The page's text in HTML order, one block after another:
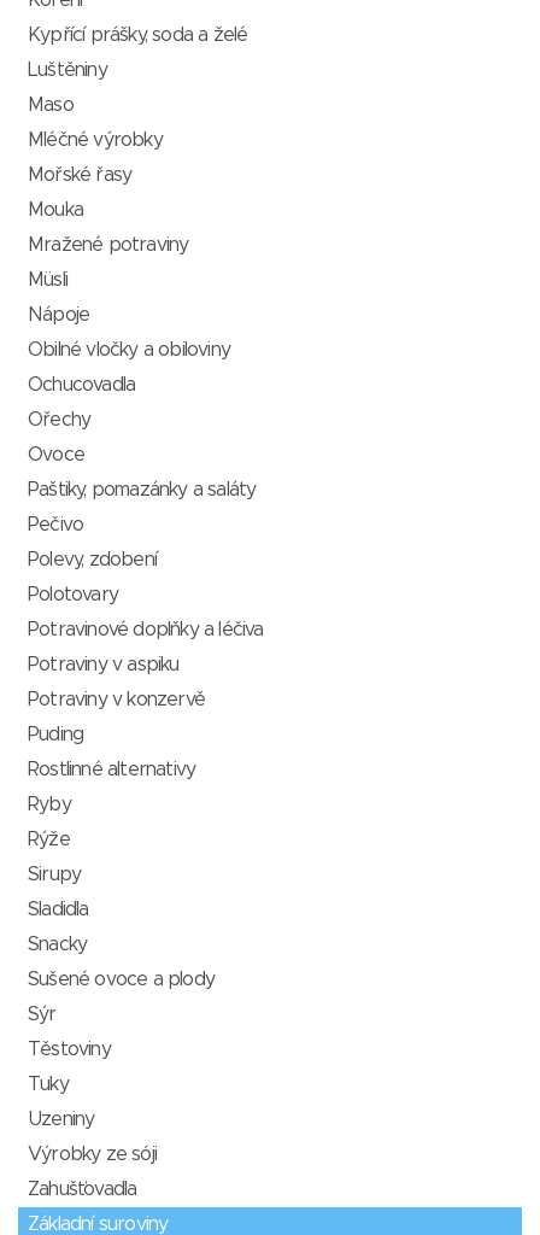
Kypřící prášky, soda a želé
Luštěniny
Maso
Mléčné výrobky
Mořské řasy
Mouka
Mražené potraviny
Müsli
Nápoje
Obilné vločky a obiloviny
Ochucovadla
Ořechy
Ovoce
Paštiky, pomazánky a saláty
Pečivo
Polevy, zdobení
Polotovary
Potravinové doplňky a léčiva
Potraviny v aspiku
Potraviny v konzervě
Puding
Rostlinné alternativy
Ryby
Rýže
Sirupy
Sladidla
Snacky
Sušené ovoce a plody
Sýr
Těstoviny
Tuky
Uzeniny
Výrobky ze sóji
Zahušťovadla
Základní suroviny